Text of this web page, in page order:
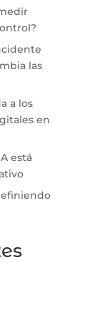
las
a los
en
está